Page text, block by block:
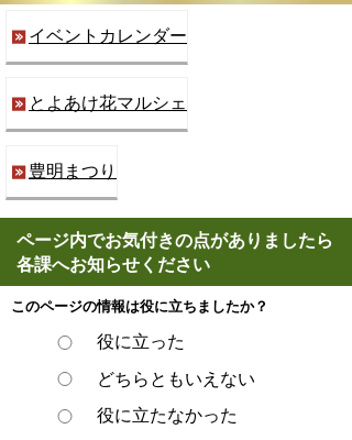
イベントカレンダー
とよあけ花マルシェ
豊明まつり
ページ内でお気付きの点がありましたら
各課へお知らせください
このページの情報は役に立ちましたか？
役に立った
どちらともいえない
役に立たなかった